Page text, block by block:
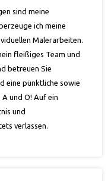
sind meine
ich meine
Malerarbeiten.
fleißiges Team und
betreuen Sie
eine pünktliche sowie
A und O! Auf ein
und
verlassen.